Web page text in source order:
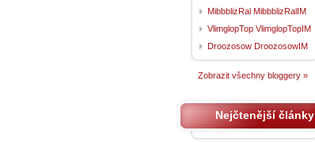
MibbblizRal MibbblizRalIM
VlimglopTop VlimglopTopIM
Droozosow DroozosowIM
Zobrazit všechny bloggery »
Nejčtenější články